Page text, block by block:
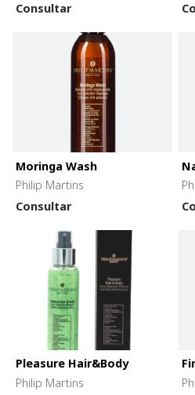
Consultar
Moringa Wash
Philip Martins
Consultar
Pleasure Hair&Body
Philip Martins